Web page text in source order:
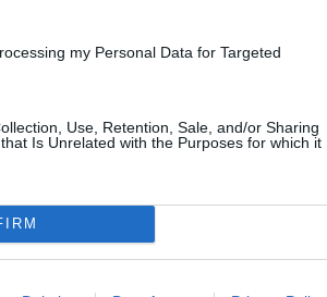
my Personal Data for Targeted
Use, Retention, Sale, and/or Sharing
Is Unrelated with the Purposes for which it